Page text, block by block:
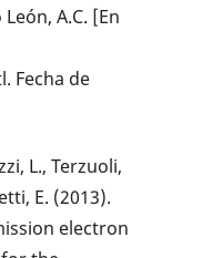
A.C. [En
Fecha de
L., Terzuoli,
E. (2013).
electron